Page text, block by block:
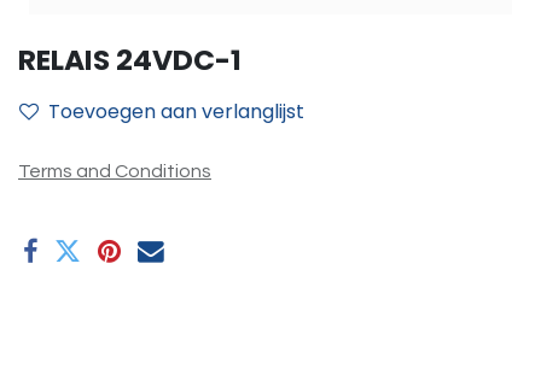
RELAIS 24VDC-1
Toevoegen aan verlanglijst
Terms and Conditions